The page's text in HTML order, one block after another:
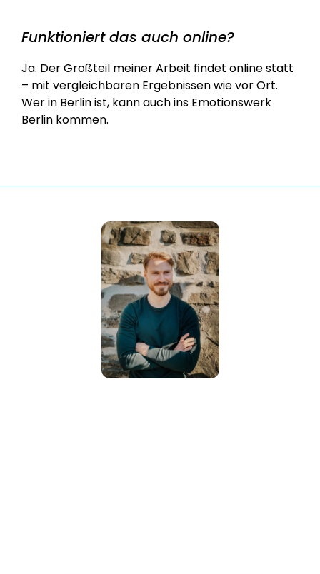
Funktioniert das auch online?
Ja. Der Großteil meiner Arbeit findet online statt
– mit vergleichbaren Ergebnissen wie vor Ort.
Wer in Berlin ist, kann auch ins Emotionswerk
Berlin kommen.